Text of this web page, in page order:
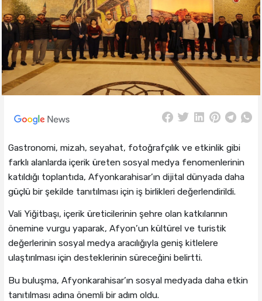
Gastronomi, mizah, seyahat, fotoğrafçılık ve etkinlik gibi
farklı alanlarda içerik üreten sosyal medya fenomenlerinin
katıldığı toplantıda, Afyonkarahisar’ın dijital dünyada daha
güçlü bir şekilde tanıtılması için iş birlikleri değerlendirildi.
Vali Yiğitbaşı, içerik üreticilerinin şehre olan katkılarının
önemine vurgu yaparak, Afyon’un kültürel ve turistik
değerlerinin sosyal medya aracılığıyla geniş kitlelere
ulaştırılması için desteklerinin süreceğini belirtti.
Bu buluşma, Afyonkarahisar’ın sosyal medyada daha etkin
tanıtılması adına önemli bir adım oldu.